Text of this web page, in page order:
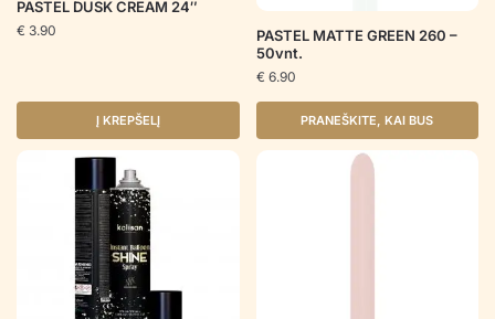
PASTEL DUSK CREAM 24″
€ 3.90
Į KREPŠELĮ
PASTEL MATTE GREEN 260 –
50vnt.
€ 6.90
PRANEŠKITE, KAI BUS